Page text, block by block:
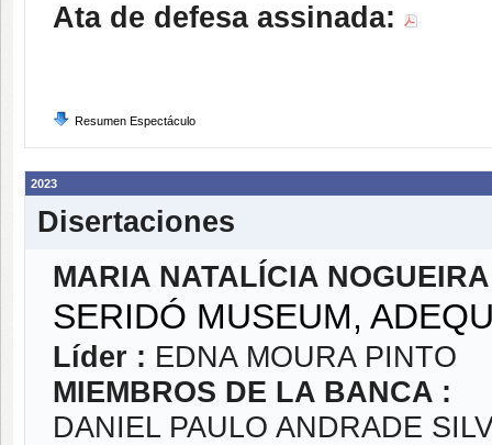
Ata de defesa assinada:
Resumen Espectáculo
2023
Disertaciones
MARIA NATALÍCIA NOGUEIRA
SERIDÓ MUSEUM,
Líder : EDNA MOURA PINTO
MIEMBROS DE LA BANCA :
DANIEL PAULO ANDRADE